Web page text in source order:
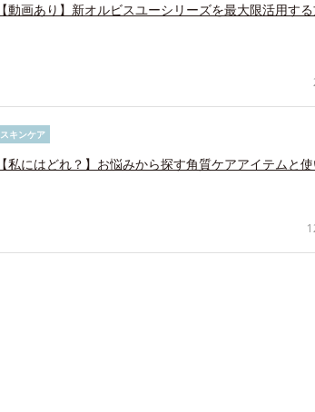
【動画あり】新オルビスユーシリーズを最大限活用す
スキンケア
【私にはどれ？】お悩みから探す角質ケアアイテムと